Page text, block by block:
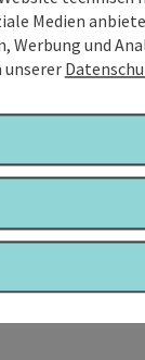
Medien
Werbung und
unserer